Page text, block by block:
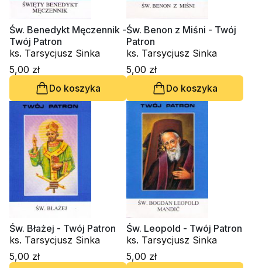
Św. Benedykt Męczennik -
Twój Patron
ks. Tarsycjusz Sinka
5,00 zł
Do koszyka
Św. Benon z Miśni - Twój
Patron
ks. Tarsycjusz Sinka
5,00 zł
Do koszyka
Św. Błażej - Twój Patron
ks. Tarsycjusz Sinka
5,00 zł
Św. Leopold - Twój Patron
ks. Tarsycjusz Sinka
5,00 zł